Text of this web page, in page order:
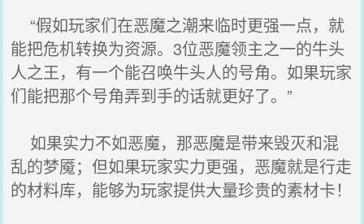
“假如玩家们在恶魔之潮来临时更强一点，就
能把危机转换为资源。3位恶魔领主之一的牛头
人之王，有一个能召唤牛头人的号角。如果玩家
们能把那个号角弄到手的话就更好了。”
如果实力不如恶魔，那恶魔是带来毁灭和混
乱的梦魇；但如果玩家实力更强，恶魔就是行走
的材料库，能够为玩家提供大量珍贵的素材卡！